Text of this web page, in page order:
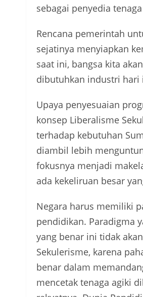
sebagai penyedia
Rencana pemerintah
sejatinya menyiapkan
saat ini, bangsa kita
dibutuhkan industri hari
Upaya penyesuaian
konsep Liberalisme
terhadap kebutuhan
diambil lebih
fokusnya menjadi
ada kekeliruan besar
Negara harus memiliki
pendidikan. Paradigma
yang benar ini tidak
Sekulerisme, karena
benar dalam
mencetak tenaga agiki